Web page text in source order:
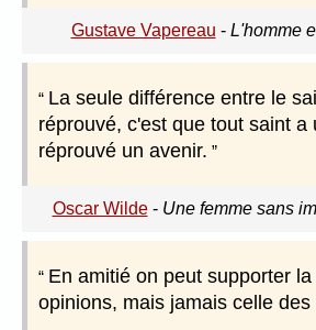
Gustave Vapereau - L'homme
La seule différence entre le
réprouvé, c'est que tout saint a
réprouvé un avenir.
Oscar Wilde- Une femme sans
En amitié on peut supporter
opinions, mais jamais celle des